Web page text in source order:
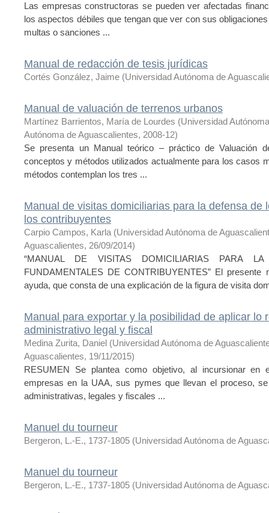
Las empresas constructoras se pueden ver afectadas
los aspectos débiles que tengan que ver con sus
multas o sanciones ...
Manual de redacción de tesis jurídicas
Cortés González, Jaime (Universidad Autónoma de
Manual de valuación de terrenos urbanos
Martínez Barrientos, María de Lourdes (Universidad
Autónoma de Aguascalientes, 2008-12)
Se presenta un Manual teórico – práctico de Valuación
conceptos y métodos utilizados actualmente para los casos
métodos contemplan los tres ...
Manual de visitas domiciliarias para la defensa de
los contribuyentes
Carpio Campos, Karla (Universidad Autónoma de
Aguascalientes, 26/09/2014)
“MANUAL DE VISITAS DOMICILIARIAS PARA
FUNDAMENTALES DE CONTRIBUYENTES” El
ayuda, que consta de una explicación de la figura de visita
Manual para exportar y la posibilidad de aplicar lo
administrativo legal y fiscal
Medina Zurita, Daniel (Universidad Autónoma de
Aguascalientes, 19/11/2015)
RESUMEN Se plantea como objetivo, al incursionar en
empresas en la UAA, sus pymes que llevan el proceso,
administrativas, legales y fiscales ...
Manuel du tourneur
Bergeron, L.-E., 1737-1805 (Universidad Autónoma de
Manuel du tourneur
Bergeron, L.-E., 1737-1805 (Universidad Autónoma de